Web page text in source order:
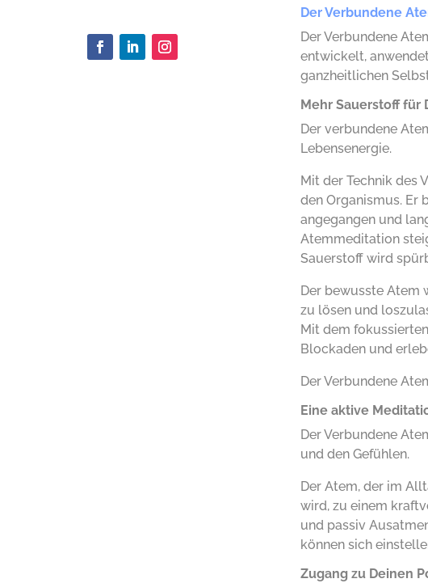
Der Verbundene
Der Verbundene
entwickelt,
ganzheitlichen
Mehr Sauerstoff für
Der verbundene
Lebensenergie.
Mit der Technik des
den Organismus. Er
angegangen und
Atemmeditation
Sauerstoff wird
Der bewusste Atem
zu lösen und
Mit dem
Blockaden und
Der Verbundene
Eine aktive
Der Verbundene
und den Gefühlen.
Der Atem, der im
wird, zu einem
und passiv
können sich
Zugang zu Deinen